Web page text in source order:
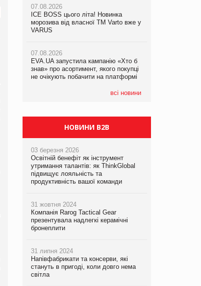
07.08.2026
ICE BOSS цього літа! Новинка
морозива від власної ТМ Varto вже у
VARUS
07.08.2026
EVA.UA запустила кампанію «Хто б
знав» про асортимент, якого покупці
не очікують побачити на платформі
всі новини
07.08.2026
ICE BOSS цього літа! Новинка
морозива від власної ТМ Varto вже у
VARUS
07.08.2026
EVA.UA запустила кампанію «Хто б
знав» про асортимент, якого покупці
не очікують побачити на платформі
07.08.2026
Франція заборонила рекламні дзвінки
НОВИНИ B2B
03 березня 2026
Освітній бенефіт як інструмент
утримання талантів: як ThinkGlobal
підвищує лояльність та
продуктивність вашої команди
31 жовтня 2024
Компанія Rarog Tactical Gear
презентувала надлегкі керамічні
бронеплити
31 липня 2024
Напівфабрикати та консерви, які
стануть в пригоді, коли довго нема
світла